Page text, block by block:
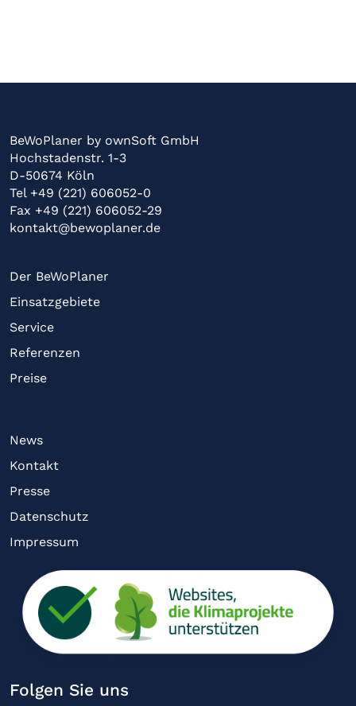
BeWoPlaner by ownSoft GmbH
Hochstadenstr. 1-3
D-50674 Köln
Tel +49 (221) 606052-0
Fax +49 (221) 606052-29
kontakt@bewoplaner.de
Der BeWoPlaner
Einsatzgebiete
Service
Referenzen
Preise
News
Kontakt
Presse
Datenschutz
Impressum
Folgen Sie uns